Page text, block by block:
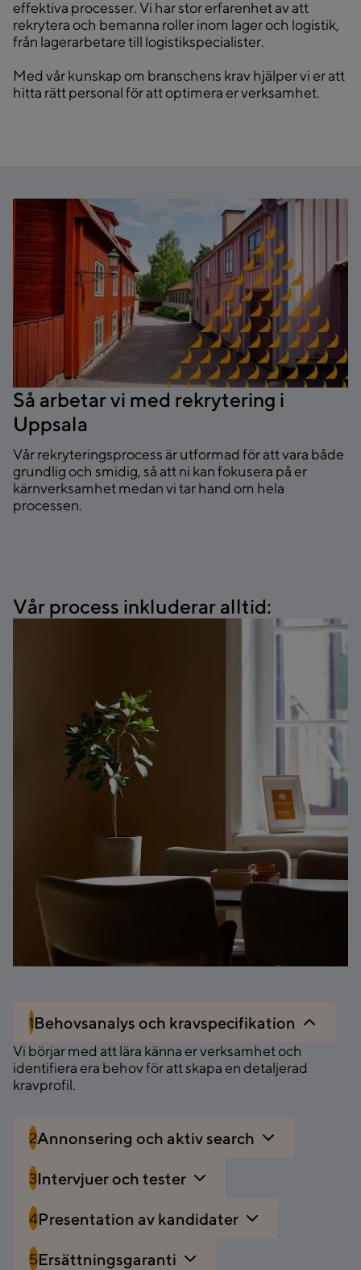
effektiva processer. Vi har stor erfarenhet av att
rekrytera och bemanna roller inom lager och logistik,
från lagerarbetare till logistikspecialister.
Med vår kunskap om branschens krav hjälper vi er att
hitta rätt personal för att optimera er verksamhet.
Så arbetar vi med rekrytering i
Uppsala
Vår rekryteringsprocess är utformad för att vara både
grundlig och smidig, så att ni kan fokusera på er
kärnverksamhet medan vi tar hand om hela
processen.
Vår process inkluderar alltid:
1Behovsanalys och kravspecifikation
Vi börjar med att lära känna er verksamhet och
identifiera era behov för att skapa en detaljerad
kravprofil.
2Annonsering och aktiv search
3Intervjuer och tester
4Presentation av kandidater
5Ersättningsgaranti